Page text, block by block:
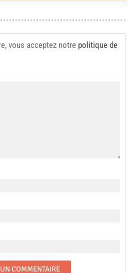
vous acceptez notre politique de